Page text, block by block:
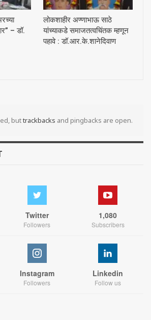
– डॉ.
लोकशाहीर अण्णाभाऊ साठे
यांच्याकडे समाजतत्वचिंतक म्हणून
पहावे : डॉ.आर.के.शानेदिवाण
buttrackbacks and pingbacks are open.
Twitter
Followers
1,080
Subscribers
Instagram
Followers
Linkedin
Follow us